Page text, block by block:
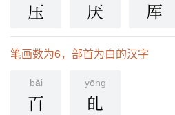
压 厌 厍
笔画数为6，部首为白的汉字
bǎi
百
yōnɡ
癿